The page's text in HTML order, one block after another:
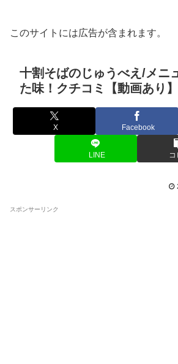
このサイトには広告が含まれます。
十割そばのじゅうべえ/メニ
た味！クチコミ【動画あり】
X Facebook
LINE コ
スポンサーリンク